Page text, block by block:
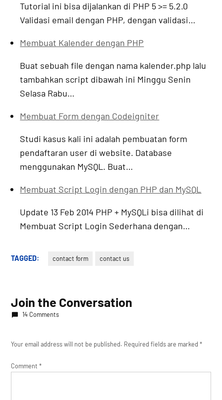
Tutorial ini bisa dijalankan di PHP 5 >= 5.2.0
Validasi email dengan PHP, dengan validasi…
Membuat Kalender dengan PHP
Buat sebuah file dengan nama kalender.php lalu
tambahkan script dibawah ini Minggu Senin
Selasa Rabu…
Membuat Form dengan Codeigniter
Studi kasus kali ini adalah pembuatan form
pendaftaran user di website. Database
menggunakan MySQL. Buat…
Membuat Script Login dengan PHP dan MySQL
Update 13 Feb 2014 PHP + MySQLi bisa dilihat di
Membuat Script Login Sederhana dengan…
TAGGED: contact form contact us
Join the Conversation
14 Comments
Your email address will not be published. Required fields are marked*
Comment*